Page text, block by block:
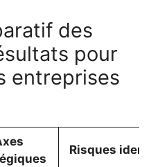
des
pour
entreprises
Risques